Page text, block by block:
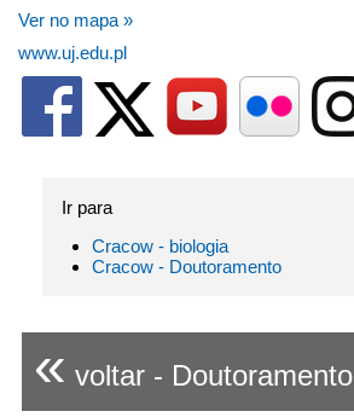
Ver no mapa »
www.uj.edu.pl
Ir para
Cracow - biologia
Cracow - Doutoramento
« voltar - Doutoramento